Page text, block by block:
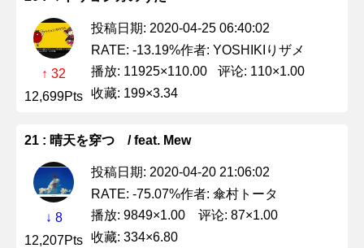
↑ 32
12,699Pts
投稿日期: 2020-04-25 06:40:02
RATE: -13.19%作者: YOSHIKIりザメ
播放: 11925×110.00
评论: 110×1.00
收藏: 199×3.34
21 : 晴天を穿つ / feat. Mew
↓ 8
12,207Pts
投稿日期: 2020-04-20 21:06:02
RATE: -75.07%作者: 傘村トータ
播放: 9849×1.00
评论: 87×1.00
收藏: 334×6.80